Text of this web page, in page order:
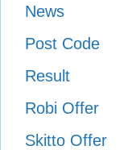
News
Post Code
Result
Robi Offer
Skitto Offer